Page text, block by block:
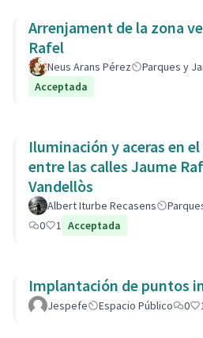
Arrenjament de la zona
Rafel
Neus Arans Pérez Parques y
Acceptada
Iluminación y aceras en
entre las calles Jaume
Vandellòs
Albert Iturbe Recasens
0
1 Acceptada
Implantación de puntos
Jespefe Espacio Público 0